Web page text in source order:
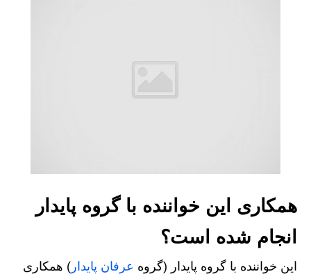
همکاری این خواننده با گروه پایدار
انجام شده است؟
این خواننده با گروه پایدار (گروه عرفان پایدار ) همکاری